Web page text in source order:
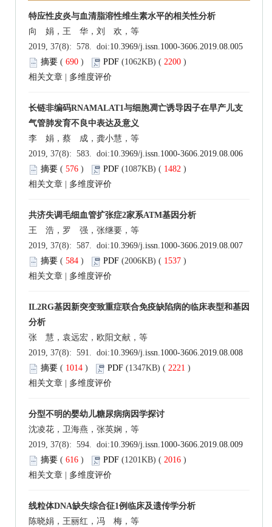
特应性皮炎与血清脂溶性维生素水平的相关性分析
向 娟，王 华，刘 欢，等
2019, 37(8): 578. doi:10.3969/j.issn.1000-3606.2019.08.005
摘要 ( 690 ) PDF (1062KB) ( 2200 )
相关文章
多维度评价
长链非编码RNAMALAT1与细胞凋亡诱导因子在早产儿支
气管肺发育不良中表达及意义
李 娟，蔡 成，龚小慧，等
2019, 37(8): 583. doi:10.3969/j.issn.1000-3606.2019.08.006
摘要 ( 576 ) PDF (1087KB) ( 1482 )
相关文章
多维度评价
共济失调毛细血管扩张症2家系ATM基因分析
王 浩，罗 强，张继要，等
2019, 37(8): 587. doi:10.3969/j.issn.1000-3606.2019.08.007
摘要 ( 584 ) PDF (2006KB) ( 1537 )
相关文章
多维度评价
IL2RG基因新突变致重症联合免疫缺陷病的临床表型和基因
分析
张 慧，袁远宏，欧阳文献，等
2019, 37(8): 591. doi:10.3969/j.issn.1000-3606.2019.08.008
摘要 ( 1014 ) PDF (1347KB) ( 2221 )
相关文章
多维度评价
分型不明的婴幼儿糖尿病病因学探讨
沈凌花，卫海燕，张英娴，等
2019, 37(8): 594. doi:10.3969/j.issn.1000-3606.2019.08.009
摘要 ( 616 ) PDF (1201KB) ( 2016 )
相关文章
多维度评价
线粒体DNA缺失综合征1例临床及遗传学分析
陈晓娟，王丽红，冯 梅，等